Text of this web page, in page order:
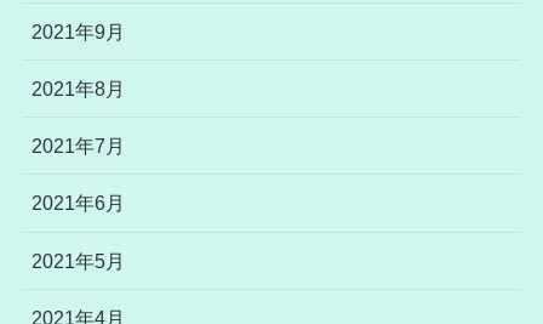
2021年9月
2021年8月
2021年7月
2021年6月
2021年5月
2021年4月